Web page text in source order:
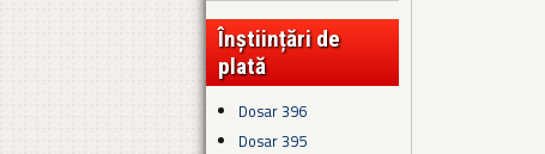
Înștiințări de
plată
Dosar 396
Dosar 395